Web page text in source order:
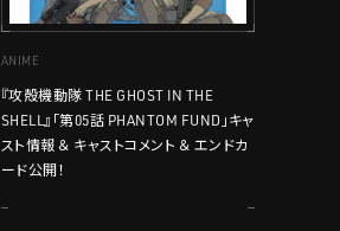
ANIME
『攻殻機動隊 THE GHOST IN THE
SHELL』「第05話 PHANTOM FUND」キャ
スト情報 ＆ キャストコメント ＆ エンドカ
ード公開！